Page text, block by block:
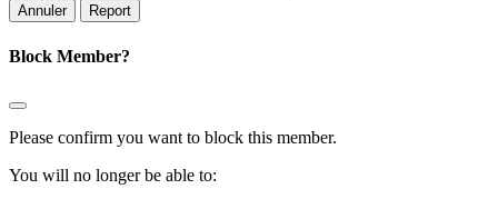
Report
Block Member?
Please confirm you want to block this member.
You will no longer be able to: